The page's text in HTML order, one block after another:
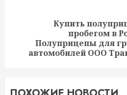
запись:
Купить
пробегом в
Полуприцепы для
автомобилей ООО